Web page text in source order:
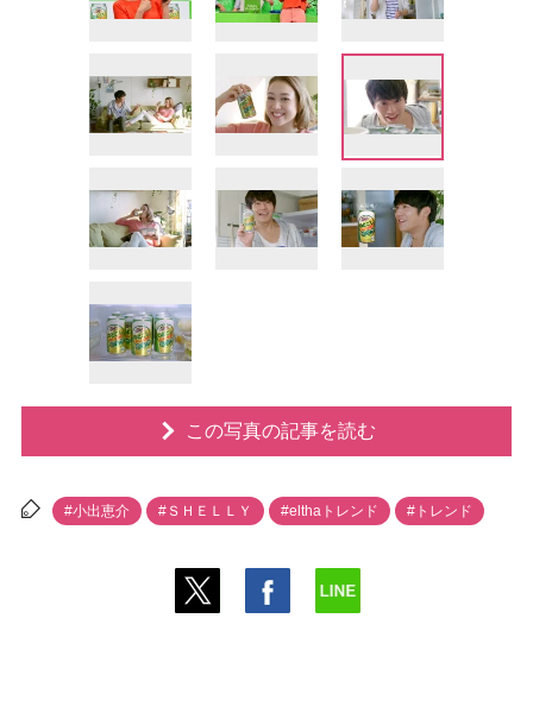
この写真の記事を読む
#小出恵介 #ＳＨＥＬＬＹ #elthaトレンド #トレンド